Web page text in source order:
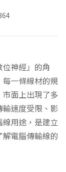
神經」的角
一條線材的規
面上出現了多
速度受限、影
用途，是建立
電腦傳輸線的